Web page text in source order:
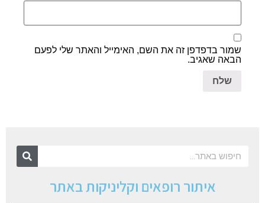
שמור בדפדפן זה את השם, האימייל והאתר שלי לפעם
הבאה שאגיב.
איתור רופאים וקליניקות באתר